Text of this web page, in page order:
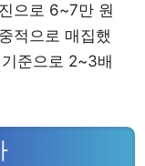
으로 6~7만 원
적으로 매집했
준으로 2~3배